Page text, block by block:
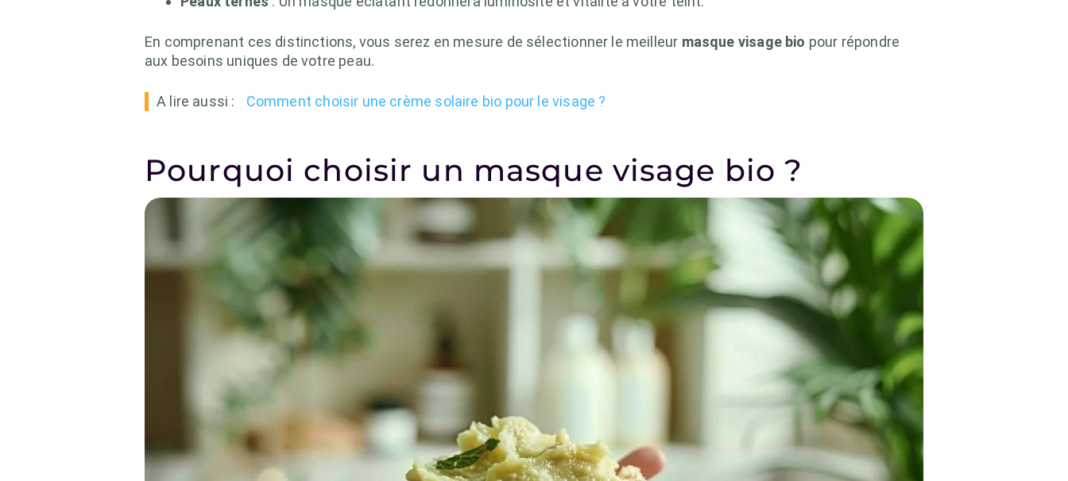
En comprenant ces distinctions, vous serez en mesure de sélectionner le meilleur masque visage bio pour répondre
aux besoins uniques de votre peau.
A lire aussi : Comment choisir une crème solaire bio pour le visage ?
Pourquoi choisir un masque visage bio ?